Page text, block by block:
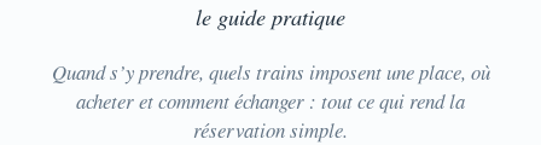
le guide pratique
Quand s’y prendre, quels trains imposent une place, où
acheter et comment échanger : tout ce qui rend la
réservation simple.